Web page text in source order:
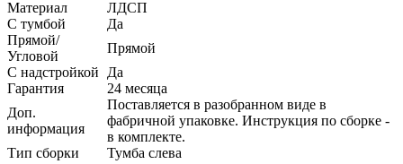
Материал
ЛДСП
С тумбой
Да
Прямой/
Угловой
Прямой
С надстройкой
Да
Гарантия
24 месяца
Доп.
информация
Поставляется в разобранном виде в
фабричной упаковке. Инструкция по сборке -
в комплекте.
Тип сборки
Тумба слева